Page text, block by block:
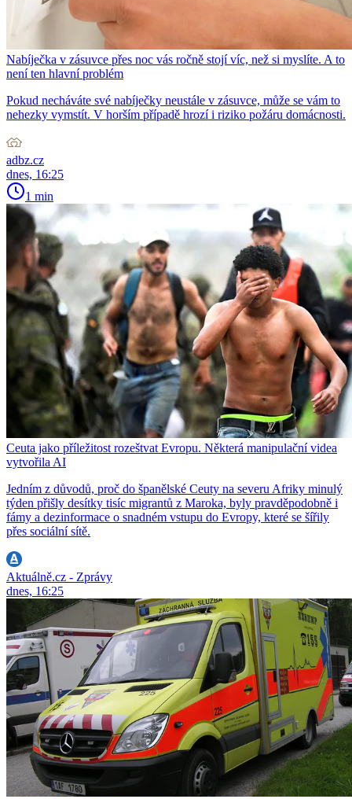
Nabíječka v zásuvce přes noc vás ročně stojí víc, než si myslíte. A to
není ten hlavní problém
Pokud necháváte své nabíječky neustále v zásuvce, může se vám to
nehezky vymstít. V horším případě hrozí i riziko požáru domácnosti.
adbz.cz
dnes, 16:25
1 min
Ceuta jako příležitost rozeštvat Evropu. Některá manipulační videa
vytvořila AI
Jedním z důvodů, proč do španělské Ceuty na severu Afriky minulý
týden přišly desítky tisíc migrantů z Maroka, byly pravděpodobně i
fámy a dezinformace o snadném vstupu do Evropy, které se šířily
přes sociální sítě.
Aktuálně.cz - Zprávy
dnes, 16:25